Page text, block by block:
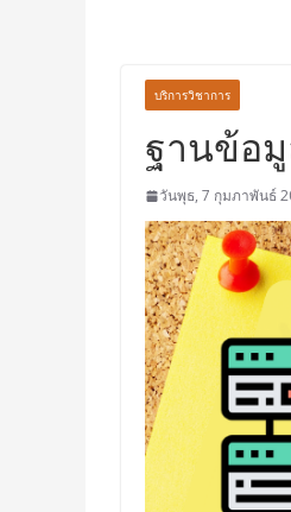
บริการวิชาการ
ฐานข้อ
วันพุธ, 7 กุมภาพันธ์